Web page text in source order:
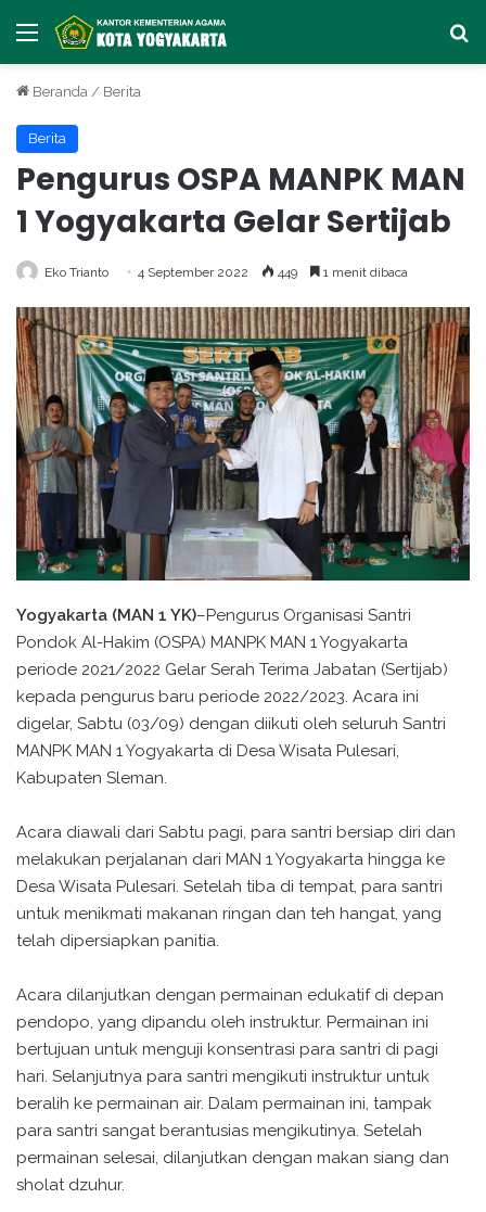
Menu
Beranda / Berita
Berita
Pengurus OSPA MANPK MAN
1 Yogyakarta Gelar Sertijab
Eko Trianto 4 September 2022 449 1 menit dibaca
Yogyakarta (MAN 1 YK)–Pengurus Organisasi Santri
Pondok Al-Hakim (OSPA) MANPK MAN 1 Yogyakarta
periode 2021/2022 Gelar Serah Terima Jabatan (Sertijab)
kepada pengurus baru periode 2022/2023. Acara ini
digelar, Sabtu (03/09) dengan diikuti oleh seluruh Santri
MANPK MAN 1 Yogyakarta di Desa Wisata Pulesari,
Kabupaten Sleman.
Acara diawali dari Sabtu pagi, para santri bersiap diri dan
melakukan perjalanan dari MAN 1 Yogyakarta hingga ke
Desa Wisata Pulesari. Setelah tiba di tempat, para santri
untuk menikmati makanan ringan dan teh hangat, yang
telah dipersiapkan panitia.
Acara dilanjutkan dengan permainan edukatif di depan
pendopo, yang dipandu oleh instruktur. Permainan ini
bertujuan untuk menguji konsentrasi para santri di pagi
hari. Selanjutnya para santri mengikuti instruktur untuk
beralih ke permainan air. Dalam permainan ini, tampak
para santri sangat berantusias mengikutinya. Setelah
permainan selesai, dilanjutkan dengan makan siang dan
sholat dzuhur.